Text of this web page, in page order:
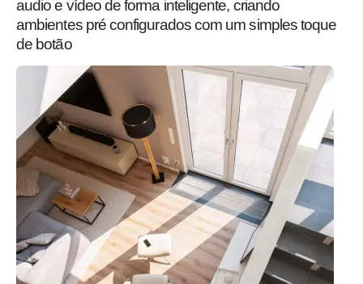
audio e vídeo de forma inteligente, criando
ambientes pré configurados com um simples toque
de botão